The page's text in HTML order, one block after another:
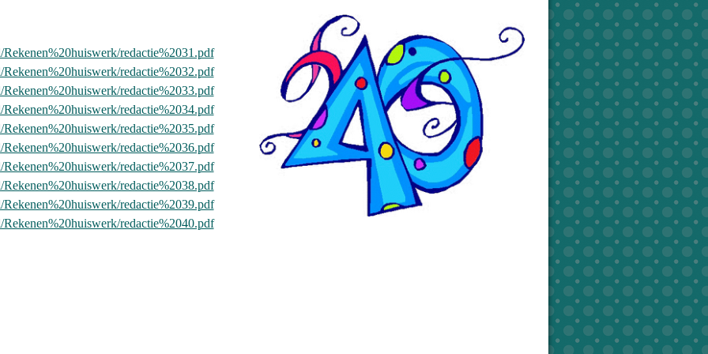
redactie%2031.pdf
redactie%2032.pdf
redactie%2033.pdf
redactie%2034.pdf
redactie%2035.pdf
redactie%2036.pdf
redactie%2037.pdf
redactie%2038.pdf
redactie%2039.pdf
redactie%2040.pdf